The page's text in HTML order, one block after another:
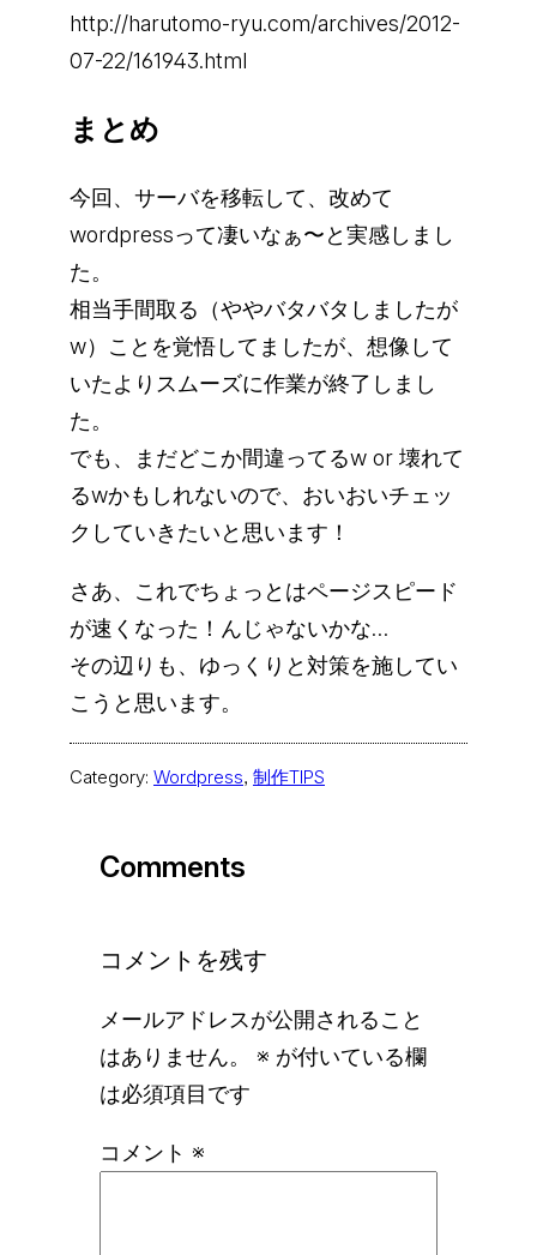
http://harutomo-ryu.com/archives/2012-
07-22/161943.html
まとめ
今回、サーバを移転して、改めて
wordpressって凄いなぁ〜と実感しまし
た。
相当手間取る（ややバタバタしましたが
w）ことを覚悟してましたが、想像して
いたよりスムーズに作業が終了しまし
た。
でも、まだどこか間違ってるw or 壊れて
るwかもしれないので、おいおいチェッ
クしていきたいと思います！
さあ、これでちょっとはページスピード
が速くなった！んじゃないかな…
その辺りも、ゆっくりと対策を施してい
こうと思います。
Category: Wordpress, 制作TIPS
Comments
コメントを残す
メールアドレスが公開されること
はありません。
※ が付いている欄
は必須項目です
コメント ※